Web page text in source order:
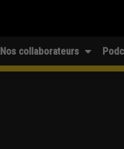
Nos collaborateurs